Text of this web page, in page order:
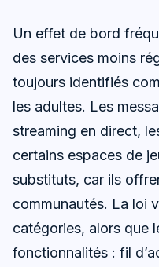
Un effet de bord
des services moins
toujours identifiés
les adultes. Les
streaming en direct,
certains espaces de
substituts, car ils
communautés. La loi
catégories, alors que
fonctionnalités : fil